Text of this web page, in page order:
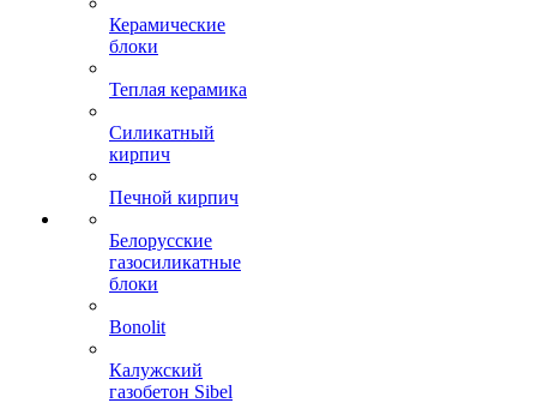
Керамические
блоки
Теплая керамика
Силикатный
кирпич
Печной кирпич
Белорусские
газосиликатные
блоки
Bonolit
Калужский
газобетон Sibel